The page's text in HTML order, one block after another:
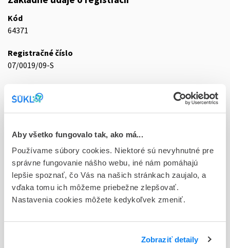
Aby všetko fungovalo tak, ako má...
Používame súbory cookies. Niektoré sú nevyhnutné pre
správne fungovanie nášho webu, iné nám pomáhajú
lepšie spoznať, čo Vás na našich stránkach zaujalo, a
vďaka tomu ich môžeme priebežne zlepšovať.
Nastavenia cookies môžete kedykoľvek zmeniť.
Zobraziť detaily
Kód
64371
Registračné číslo
07/0019/09-S
tbl flm 50x1000 mg (fľ.HDPE)
D - Registrácia bez obmedzenia platnosti
Typ registračnej procedúry
Národná
Držiteľ, krajina
Haleon Czech Republic s.r.o., Česká republika